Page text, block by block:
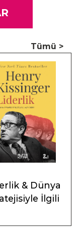
Tümü >
& Dünya
İlgili